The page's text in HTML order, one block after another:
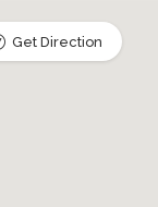
Get Direction